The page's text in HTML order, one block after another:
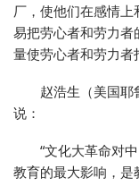
厂，使他们在感情
易把劳心者和劳力
量使劳心者和劳力者
赵浩生（美国耶
说：
“文化大革命对
教育的最大影响，